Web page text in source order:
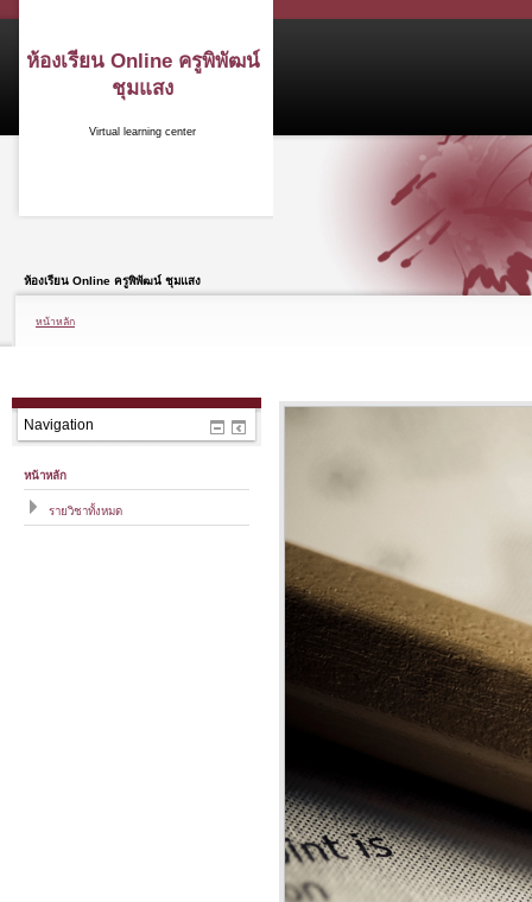
ห้องเรียน Online ครูพิพัฒน์
ชุมแสง
Virtual learning center
ห้องเรียน Online ครูพิพัฒน์ ชุมแสง
หน้าหลัก
Navigation
หน้าหลัก
รายวิชาทั้งหมด